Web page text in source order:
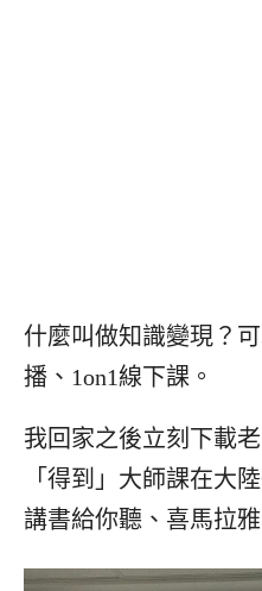
什麼叫做知識變現？
播、1on1線下課。
我回家之後立刻下載
「得到」大師課在大
講書給你聽、喜馬拉雅